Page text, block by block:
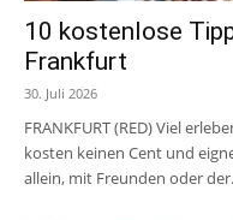
10 kostenlose
Frankfurt
30. Juli 2026
FRANKFURT (RED) Viel
kosten keinen Cent und
allein, mit Freunden oder